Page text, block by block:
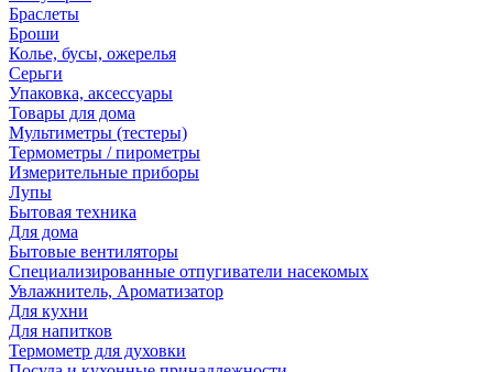
Браслеты
Броши
Колье, бусы, ожерелья
Серьги
Упаковка, аксессуары
Товары для дома
Мультиметры (тестеры)
Термометры / пирометры
Измерительные приборы
Лупы
Бытовая техника
Для дома
Бытовые вентиляторы
Специализированные отпугиватели насекомых
Увлажнитель, Ароматизатор
Для кухни
Для напитков
Термометр для духовки